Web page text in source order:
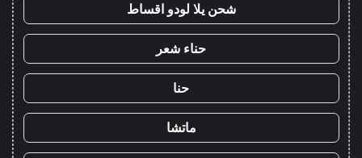
شحن يلا لودو اقساط
حناء شعر
حنا
ماتشا